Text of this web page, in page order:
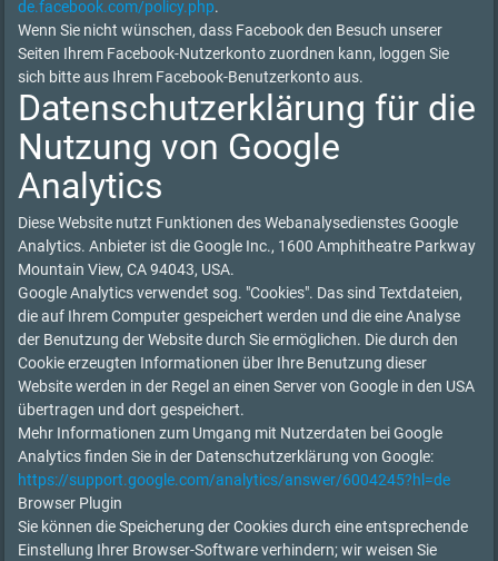
de.facebook.com/policy.php.
Wenn Sie nicht wünschen, dass Facebook den Besuch unserer
Seiten Ihrem Facebook-Nutzerkonto zuordnen kann, loggen Sie
sich bitte aus Ihrem Facebook-Benutzerkonto aus.
Datenschutzerklärung für die
Nutzung von Google
Analytics
Diese Website nutzt Funktionen des Webanalysedienstes Google
Analytics. Anbieter ist die Google Inc., 1600 Amphitheatre Parkway
Mountain View, CA 94043, USA.
Google Analytics verwendet sog. "Cookies". Das sind Textdateien,
die auf Ihrem Computer gespeichert werden und die eine Analyse
der Benutzung der Website durch Sie ermöglichen. Die durch den
Cookie erzeugten Informationen über Ihre Benutzung dieser
Website werden in der Regel an einen Server von Google in den USA
übertragen und dort gespeichert.
Mehr Informationen zum Umgang mit Nutzerdaten bei Google
Analytics finden Sie in der Datenschutzerklärung von Google:
https://support.google.com/analytics/answer/6004245?hl=de
Browser Plugin
Sie können die Speicherung der Cookies durch eine entsprechende
Einstellung Ihrer Browser-Software verhindern; wir weisen Sie